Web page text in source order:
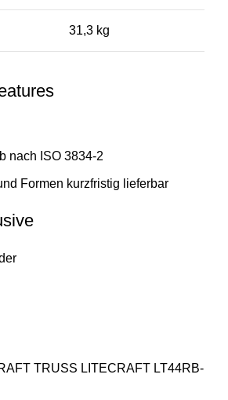
31,3 kg
nach ISO 3834-2
Formen kurzfristig lieferbar
TRUSS LITECRAFT LT44RB-